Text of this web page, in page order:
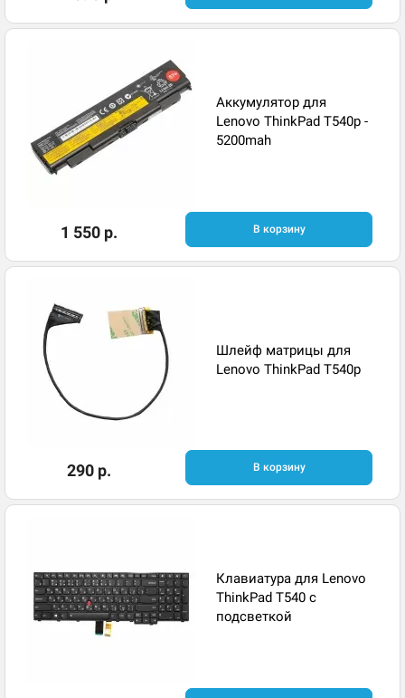
Аккумулятор для
Lenovo ThinkPad T540p -
5200mah
1 550 р. В корзину
Шлейф матрицы для
Lenovo ThinkPad T540p
290 р. В корзину
Клавиатура для Lenovo
ThinkPad T540 с
подсветкой